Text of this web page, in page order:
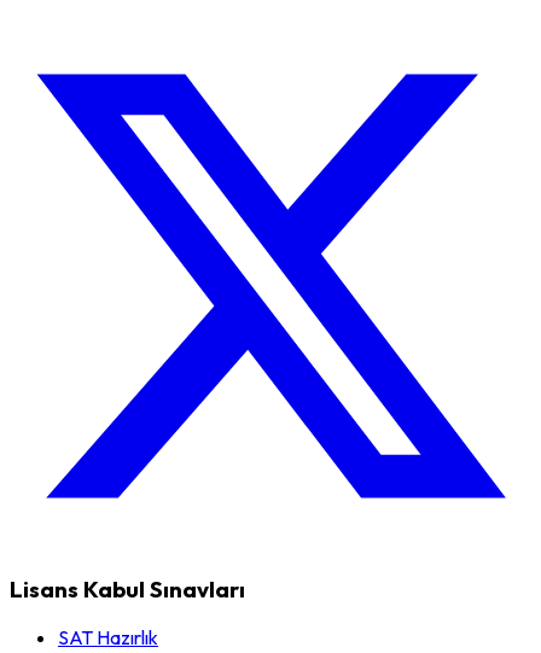
Lisans Kabul Sınavları
SAT Hazırlık